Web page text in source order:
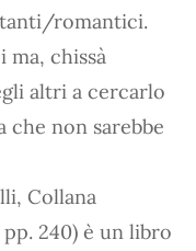
romantici.
ma, chissà
altri a cercarlo
che non sarebbe
Collana
pp. 240) è un libro